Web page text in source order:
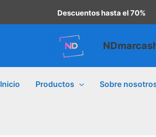
Descuentos hasta el 70%
Inicio Productos Sobre